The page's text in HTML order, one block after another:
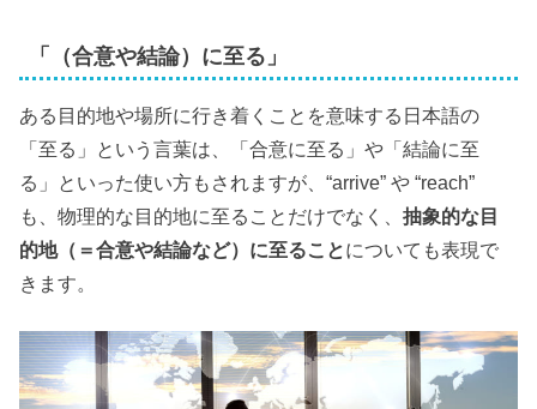
「（合意や結論）に至る」
ある目的地や場所に行き着くことを意味する日本語の
「至る」という言葉は、「合意に至る」や「結論に至
る」といった使い方もされますが、“arrive” や “reach”
も、物理的な目的地に至ることだけでなく、抽象的な目
的地（＝合意や結論など）に至ることについても表現で
きます。